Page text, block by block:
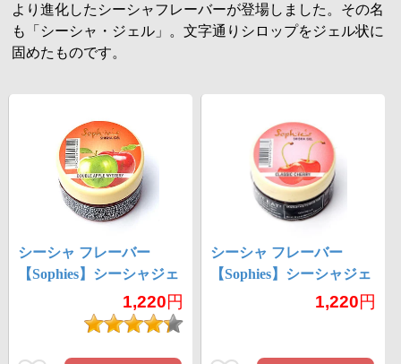
より進化したシーシャフレーバーが登場しました。その名
も「シーシャ・ジェル」。文字通りシロップをジェル状に
固めたものです。
シーシャ フレーバー
【Sophies】シーシャジェ
ル - DOUBLE APPLE
MYSTERY
1,220円
シーシャ フレーバー
【Sophies】シーシャジェ
ル - CLASSIC CHERRY
1,220円